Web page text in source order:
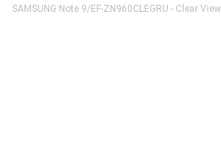
SAMSUNG Note 9/EF-ZN960CLEGRU - Clear